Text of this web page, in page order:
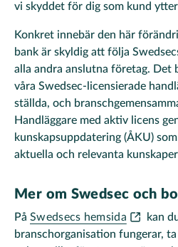
vi skyddet för dig som kund
Konkret innebär den här
bank är skyldig att följa
alla andra anslutna företag. Det
våra Swedsec-licensierade
ställda, och
Handläggare med aktiv licens
kunskapsuppdatering (ÅKU)
aktuella och relevanta
Mer om Swedsec och
På Swedsecs hemsida
kan
branschorganisation fungerar,